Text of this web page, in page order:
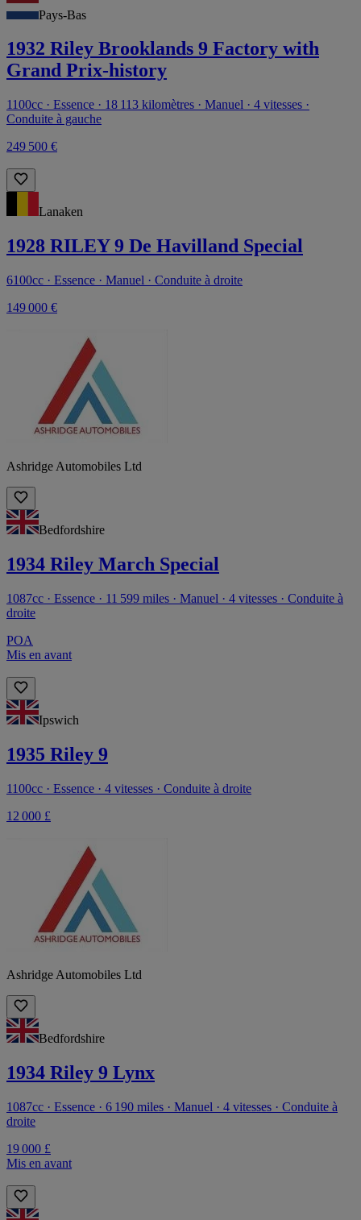
Pays-Bas
1932 Riley Brooklands 9 Factory with
Grand Prix-history
1100cc · Essence · 18 113 kilomètres · Manuel · 4 vitesses ·
Conduite à gauche
249 500 €
Lanaken
1928 RILEY 9 De Havilland Special
6100cc · Essence · Manuel · Conduite à droite
149 000 €
Ashridge Automobiles Ltd
Bedfordshire
1934 Riley March Special
1087cc · Essence · 11 599 miles · Manuel · 4 vitesses · Conduite à
droite
POA
Mis en avant
Ipswich
1935 Riley 9
1100cc · Essence · 4 vitesses · Conduite à droite
12 000 £
Ashridge Automobiles Ltd
Bedfordshire
1934 Riley 9 Lynx
1087cc · Essence · 6 190 miles · Manuel · 4 vitesses · Conduite à
droite
19 000 £
Mis en avant